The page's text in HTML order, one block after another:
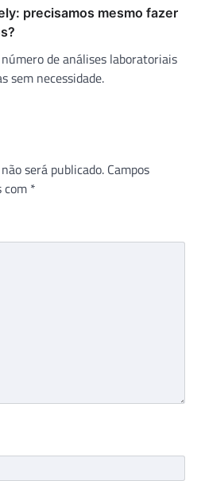
precisamos mesmo fazer
de análises laboratoriais
sem necessidade.
será publicado. Campos
com *